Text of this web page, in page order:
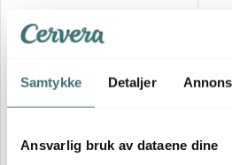
Samtykke Detaljer
Ansvarlig bruk av dataene dine
Bastian